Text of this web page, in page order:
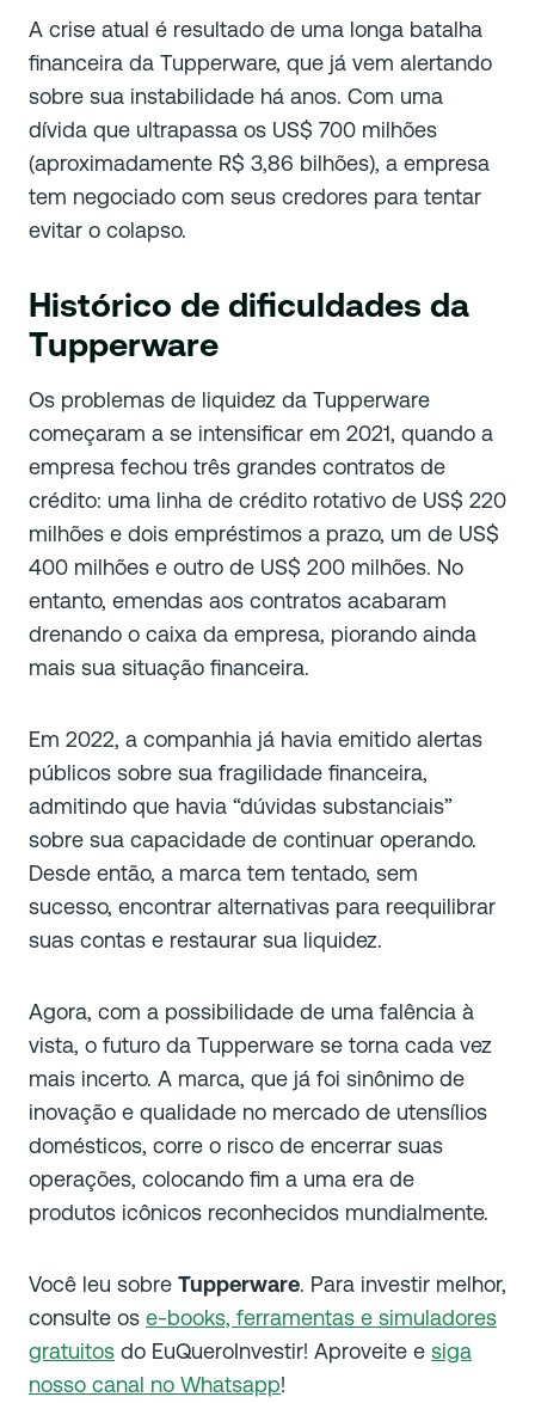
A crise atual é resultado de uma longa batalha
financeira da Tupperware, que já vem alertando
sobre sua instabilidade há anos. Com uma
dívida que ultrapassa os US$ 700 milhões
(aproximadamente R$ 3,86 bilhões), a empresa
tem negociado com seus credores para tentar
evitar o colapso.
Histórico de dificuldades da
Tupperware
Os problemas de liquidez da Tupperware
começaram a se intensificar em 2021, quando a
empresa fechou três grandes contratos de
crédito: uma linha de crédito rotativo de US$ 220
milhões e dois empréstimos a prazo, um de US$
400 milhões e outro de US$ 200 milhões. No
entanto, emendas aos contratos acabaram
drenando o caixa da empresa, piorando ainda
mais sua situação financeira.
Em 2022, a companhia já havia emitido alertas
públicos sobre sua fragilidade financeira,
admitindo que havia “dúvidas substanciais”
sobre sua capacidade de continuar operando.
Desde então, a marca tem tentado, sem
sucesso, encontrar alternativas para reequilibrar
suas contas e restaurar sua liquidez.
Agora, com a possibilidade de uma falência à
vista, o futuro da Tupperware se torna cada vez
mais incerto. A marca, que já foi sinônimo de
inovação e qualidade no mercado de utensílios
domésticos, corre o risco de encerrar suas
operações, colocando fim a uma era de
produtos icônicos reconhecidos mundialmente.
Você leu sobre Tupperware. Para investir melhor,
consulte os e-books, ferramentas e simuladores
gratuitos do EuQueroInvestir! Aproveite e siga
nosso canal no Whatsapp!